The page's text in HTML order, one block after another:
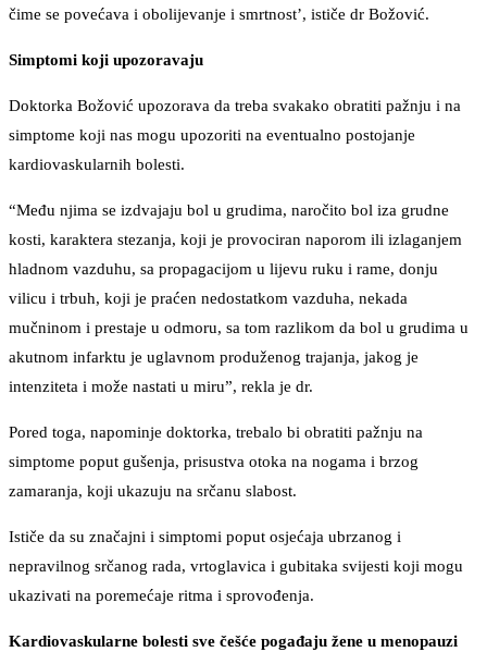
čime se povećava i obolijevanje i smrtnost’, ističe dr Božović.
Simptomi koji upozoravaju
Doktorka Božović upozorava da treba svakako obratiti pažnju i na
simptome koji nas mogu upozoriti na eventualno postojanje
kardiovaskularnih bolesti.
“Među njima se izdvajaju bol u grudima, naročito bol iza grudne
kosti, karaktera stezanja, koji je provociran naporom ili izlaganjem
hladnom vazduhu, sa propagacijom u lijevu ruku i rame, donju
vilicu i trbuh, koji je praćen nedostatkom vazduha, nekada
mučninom i prestaje u odmoru, sa tom razlikom da bol u grudima u
akutnom infarktu je uglavnom produženog trajanja, jakog je
intenziteta i može nastati u miru”, rekla je dr.
Pored toga, napominje doktorka, trebalo bi obratiti pažnju na
simptome poput gušenja, prisustva otoka na nogama i brzog
zamaranja, koji ukazuju na srčanu slabost.
Ističe da su značajni i simptomi poput osjećaja ubrzanog i
nepravilnog srčanog rada, vrtoglavica i gubitaka svijesti koji mogu
ukazivati na poremećaje ritma i sprovođenja.
Kardiovaskularne bolesti sve češće pogađaju žene u menopauzi